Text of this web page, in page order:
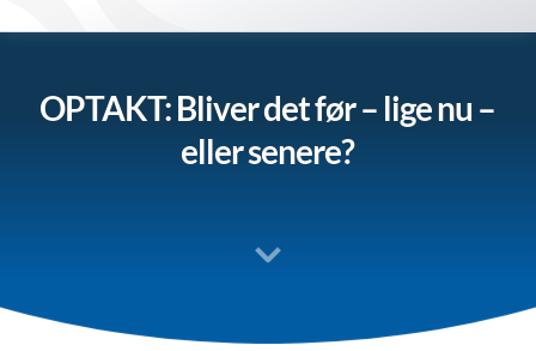
OPTAKT: Bliver det før – lige nu –
eller senere?